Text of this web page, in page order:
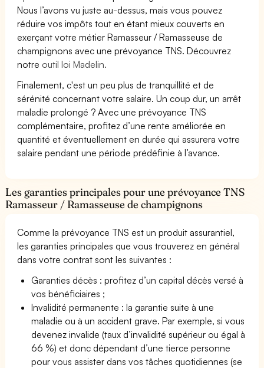
Nous l’avons vu juste au-dessus, mais vous pouvez
réduire vos impôts tout en étant mieux couverts en
exerçant votre métier Ramasseur / Ramasseuse de
champignons avec une prévoyance TNS. Découvrez
notre outil loi Madelin.
Finalement, c'est un peu plus de tranquillité et de
sérénité concernant votre salaire. Un coup dur, un arrêt
maladie prolongé ? Avec une prévoyance TNS
complémentaire, profitez d’une rente améliorée en
quantité et éventuellement en durée qui assurera votre
salaire pendant une période prédéfinie à l’avance.
Les garanties principales pour une prévoyance TNS
Ramasseur / Ramasseuse de champignons
Comme la prévoyance TNS est un produit assurantiel,
les garanties principales que vous trouverez en général
dans votre contrat sont les suivantes :
Garanties décès : profitez d’un capital décès versé à
vos bénéficiaires ;
Invalidité permanente : la garantie suite à une
maladie ou à un accident grave. Par exemple, si vous
devenez invalide (taux d’invalidité supérieur ou égal à
66 %) et donc dépendant d’une tierce personne
pour vous assister dans vos tâches quotidiennes (se